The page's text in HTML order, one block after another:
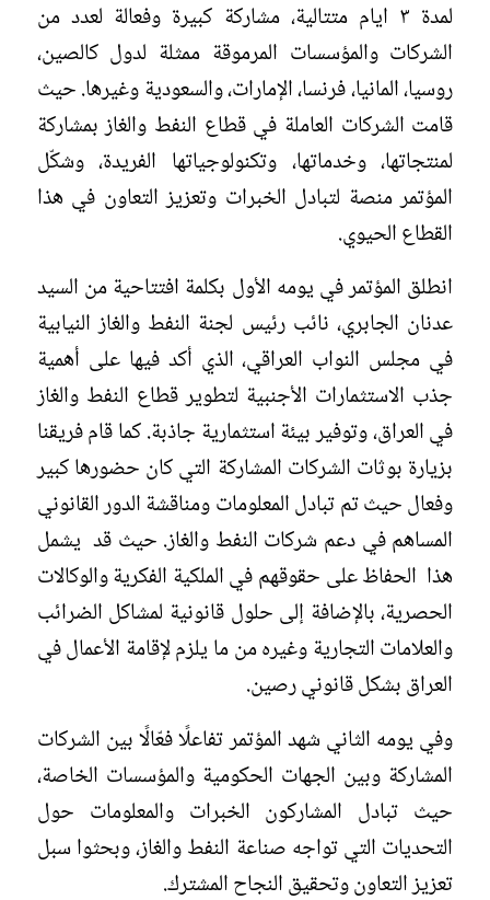
لمدة ٣ ايام متتالية، مشاركة كبيرة وفعالة لعدد من
الشركات والمؤسسات المرموقة ممثلة لدول كالصين،
روسيا، المانيا، فرنسا، الإمارات، والسعودية وغيرها. حيث
قامت الشركات العاملة في قطاع النفط والغاز بمشاركة
لمنتجاتها، وخدماتها، وتكنولوجياتها الفريدة، وشكّل
المؤتمر منصة لتبادل الخبرات وتعزيز التعاون في هذا
القطاع الحيوي.
انطلق المؤتمر في يومه الأول بكلمة افتتاحية من السيد
عدنان الجابري، نائب رئيس لجنة النفط والغاز النيابية
في مجلس النواب العراقي، الذي أكد فيها على أهمية
جذب الاستثمارات الأجنبية لتطوير قطاع النفط والغاز
في العراق، وتوفير بيئة استثمارية جاذبة. كما قام فريقنا
بزيارة بوثات الشركات المشاركة التي كان حضورها كبير
وفعال حيث تم تبادل المعلومات ومناقشة الدور القانوني
المساهم في دعم شركات النفط والغاز. حيث قد يشمل
هذا الحفاظ على حقوقهم في الملكية الفكرية والوكالات
الحصرية، بالإضافة إلى حلول قانونية لمشاكل الضرائب
والعلامات التجارية وغيره من ما يلزم لإقامة الأعمال في
العراق بشكل قانوني رصين.
وفي يومه الثاني شهد المؤتمر تفاعلًا فعّالًا بين الشركات
المشاركة وبين الجهات الحكومية والمؤسسات الخاصة،
حيث تبادل المشاركون الخبرات والمعلومات حول
التحديات التي تواجه صناعة النفط والغاز، وبحثوا سبل
تعزيز التعاون وتحقيق النجاح المشترك.